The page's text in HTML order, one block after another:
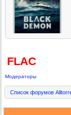
FLAC
Модераторы
Список форумов